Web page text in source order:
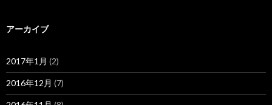
アーカイブ
2017年1月 (2)
2016年12月 (7)